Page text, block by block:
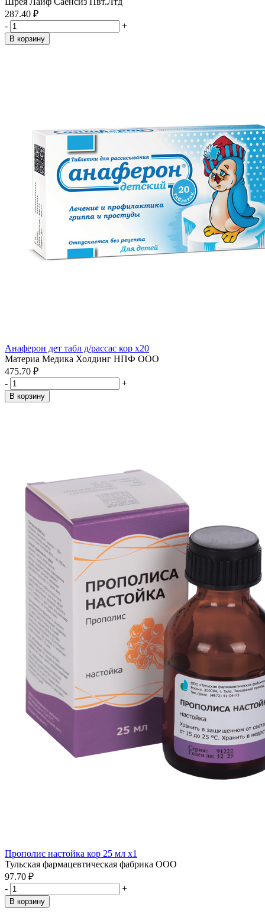
287.40 ₽
-
+
В корзину
Анаферон дет табл д/рассас кор x20
Материа Медика Холдинг НПФ ООО
475.70 ₽
-
+
В корзину
Прополис настойка кор 25 мл x1
Тульская фармацевтическая фабрика ООО
97.70 ₽
-
+
В корзину